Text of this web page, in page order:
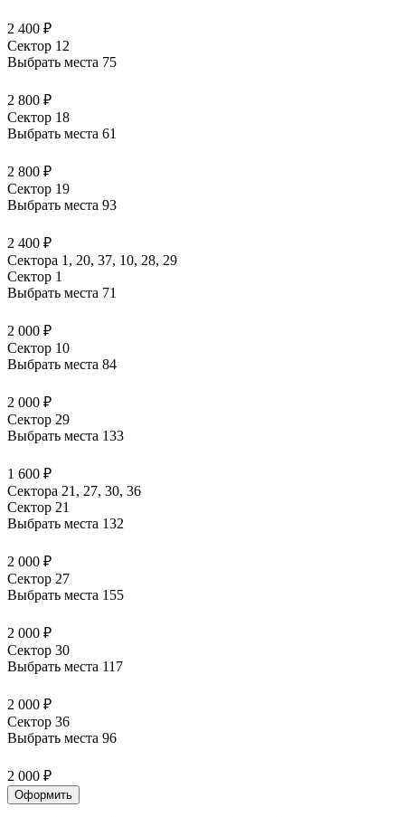
2 400 ₽
Сектор 12
Выбрать места 75
2 800 ₽
Сектор 18
Выбрать места 61
2 800 ₽
Сектор 19
Выбрать места 93
2 400 ₽
Сектора 1, 20, 37, 10, 28, 29
Сектор 1
Выбрать места 71
2 000 ₽
Сектор 10
Выбрать места 84
2 000 ₽
Сектор 29
Выбрать места 133
1 600 ₽
Сектора 21, 27, 30, 36
Сектор 21
Выбрать места 132
2 000 ₽
Сектор 27
Выбрать места 155
2 000 ₽
Сектор 30
Выбрать места 117
2 000 ₽
Сектор 36
Выбрать места 96
2 000 ₽
Оформить